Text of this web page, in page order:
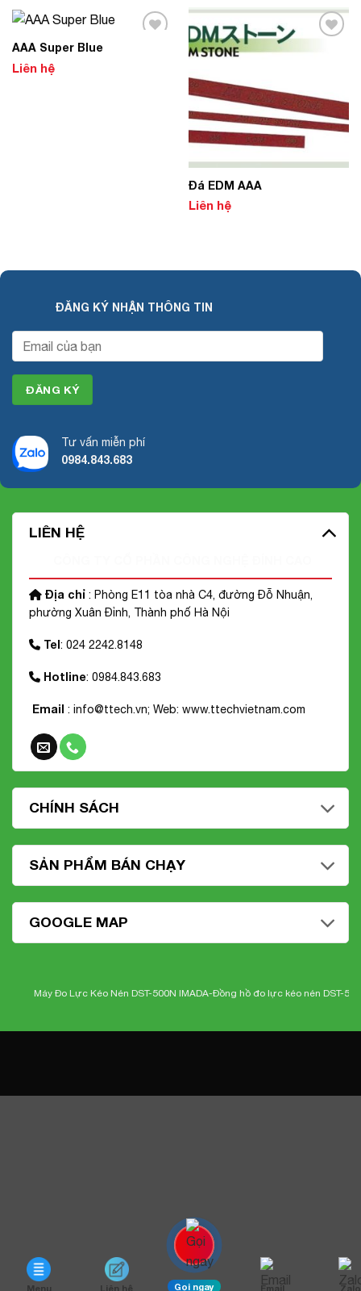
AAA Super Blue
Liên hệ
Đá EDM AAA
Liên hệ
ĐĂNG KÝ NHẬN THÔNG TIN
Tư vấn miễn phí
0984.843.683
LIÊN HỆ
Địa chỉ : Phòng E11 tòa nhà C4, đường Đỗ Nhuận,
phường Xuân Đỉnh, Thành phố Hà Nội
Tel: 024 2242.8148
Hotline: 0984.843.683
Email : info@ttech.vn; Web: www.ttechvietnam.com
CHÍNH SÁCH
SẢN PHẨM BÁN CHẠY
GOOGLE MAP
Máy Đo Lực Kéo Nén DST-500N IMADA-Đồng hồ đo lực kéo nén DST-500N
Menu Liên hệ Gọi ngay Email Zalo